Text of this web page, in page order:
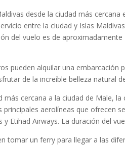
desde la ciudad más
entre la ciudad y Islas
del vuelo es de
pueden alquilar una
de la increíble belleza natural
cercana a la ciudad de Male,
principales aerolíneas que ofrecen
y Etihad Airways. La duración del
tomar un ferry para llegar a las